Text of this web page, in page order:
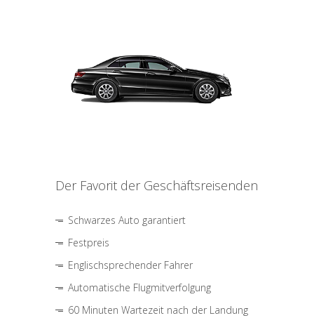
Der Favorit der Geschäftsreisenden
Schwarzes Auto garantiert
Festpreis
Englischsprechender Fahrer
Automatische Flugmitverfolgung
60 Minuten Wartezeit nach der Landung